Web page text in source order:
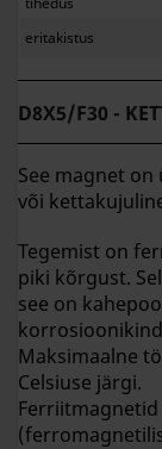
eritakistus
D8X5/F30 -
See magnet
või
Tegemist on
piki kõrgust.
see on
Maksimaalne
Celsiuse järgi.